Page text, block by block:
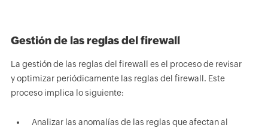
Gestión de las reglas del firewall
La gestión de las reglas del firewall es el proceso de revisar
y optimizar periódicamente las reglas del firewall. Este
proceso implica lo siguiente:
Analizar las anomalías de las reglas que afectan al